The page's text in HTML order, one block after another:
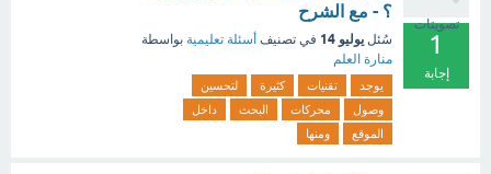
تصويتات
1
إجابة
؟ - مع الشرح
سُئل يوليو 14 في تصنيف أسئلة تعليمية بواسطة
منارة العلم
يوجد تقنيات كثيرة
لتحسين
وصول
محركات البحث
داخل
الموقع
ومنها